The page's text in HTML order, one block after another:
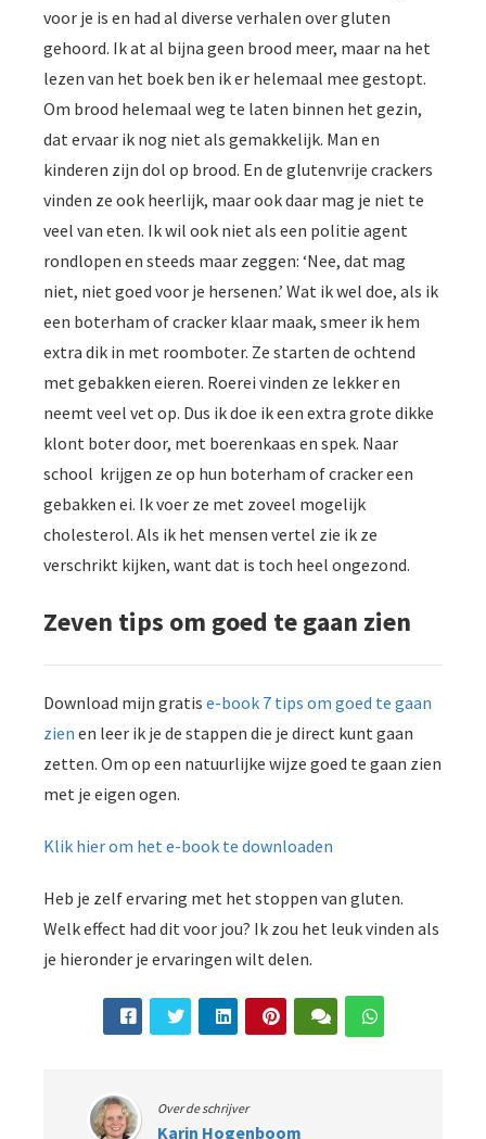
voor je is en had al diverse verhalen over gluten
gehoord. Ik at al bijna geen brood meer, maar na het
lezen van het boek ben ik er helemaal mee gestopt.
Om brood helemaal weg te laten binnen het gezin,
dat ervaar ik nog niet als gemakkelijk. Man en
kinderen zijn dol op brood. En de glutenvrije crackers
vinden ze ook heerlijk, maar ook daar mag je niet te
veel van eten. Ik wil ook niet als een politie agent
rondlopen en steeds maar zeggen: ‘Nee, dat mag
niet, niet goed voor je hersenen.’ Wat ik wel doe, als ik
een boterham of cracker klaar maak, smeer ik hem
extra dik in met roomboter. Ze starten de ochtend
met gebakken eieren. Roerei vinden ze lekker en
neemt veel vet op. Dus ik doe ik een extra grote dikke
klont boter door, met boerenkaas en spek. Naar
school krijgen ze op hun boterham of cracker een
gebakken ei. Ik voer ze met zoveel mogelijk
cholesterol. Als ik het mensen vertel zie ik ze
verschrikt kijken, want dat is toch heel ongezond.
Zeven tips om goed te gaan zien
Download mijn gratis e-book 7 tips om goed te gaan
zien en leer ik je de stappen die je direct kunt gaan
zetten. Om op een natuurlijke wijze goed te gaan zien
met je eigen ogen.
Klik hier om het e-book te downloaden
Heb je zelf ervaring met het stoppen van gluten.
Welk effect had dit voor jou? Ik zou het leuk vinden als
je hieronder je ervaringen wilt delen.
Over de schrijver
Karin Hogenboom